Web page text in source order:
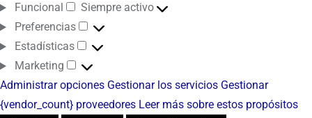
Funcional
Siempre activo
Preferencias
Estadísticas
Marketing
Administrar opciones Gestionar los servicios Gestionar
{vendor_count} proveedores Leer más sobre estos propósitos